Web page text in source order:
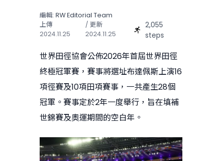
編輯: RW Editorial Team
上傳
2024.11.25
/ 更新
2024.11.25
2,055
steps
世界田徑協會公佈2026年首屆世界田徑
終極冠軍賽，賽事將選址布達佩斯上演16
項徑賽及10項田項賽事，一共產生28個
冠軍。賽事定於2年一度舉行，旨在填補
世錦賽及奧運期間的空白年。